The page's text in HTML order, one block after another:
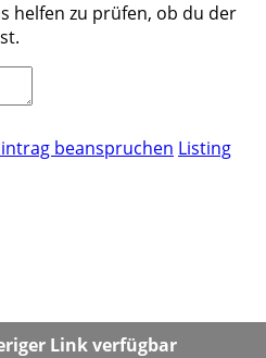
helfen zu prüfen, ob du der
beanspruchen Listing
Link verfügbar